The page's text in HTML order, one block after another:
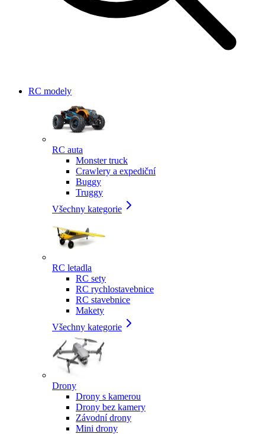
RC modely
RC auta
Monster truck
Crawlery a expediční
Buggy
Truggy
Všechny kategorie
RC letadla
RC sety
RC rychlostavebnice
RC stavebnice
Makety
Všechny kategorie
Drony
Drony s kamerou
Drony bez kamery
Závodní drony
Mini drony